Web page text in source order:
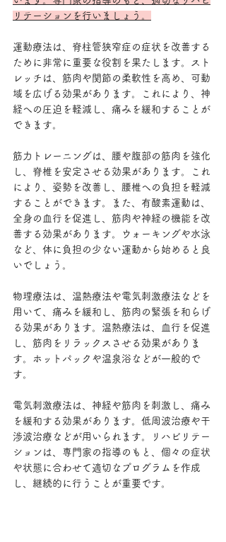
リテーションを行いましょう。
運動療法は、脊柱管狭窄症の症状を改善する
ために非常に重要な役割を果たします。スト
レッチは、筋肉や関節の柔軟性を高め、可動
域を広げる効果があります。これにより、神
経への圧迫を軽減し、痛みを緩和することが
できます。
筋力トレーニングは、腰や腹部の筋肉を強化
し、脊椎を安定させる効果があります。これ
により、姿勢を改善し、腰椎への負担を軽減
することができます。また、有酸素運動は、
全身の血行を促進し、筋肉や神経の機能を改
善する効果があります。ウォーキングや水泳
など、体に負担の少ない運動から始めると良
いでしょう。
物理療法は、温熱療法や電気刺激療法などを
用いて、痛みを緩和し、筋肉の緊張を和らげ
る効果があります。温熱療法は、血行を促進
し、筋肉をリラックスさせる効果がありま
す。ホットパックや温泉浴などが一般的で
す。
電気刺激療法は、神経や筋肉を刺激し、痛み
を緩和する効果があります。低周波治療や干
渉波治療などが用いられます。リハビリテー
ションは、専門家の指導のもと、個々の症状
や状態に合わせて適切なプログラムを作成
し、継続的に行うことが重要です。